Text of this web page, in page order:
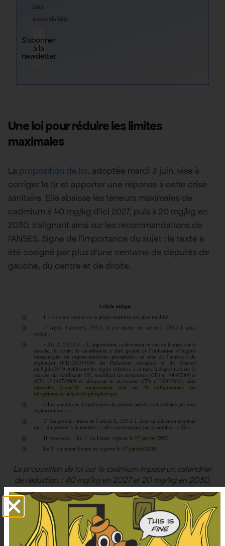
des
exclusivités.
S'abonner
à la
newsletter
Une loi pour réduire les limites
maximales
La proposition de loi, adoptée mardi 3 juin, vise à
corriger le tir et apporter une réponse à cette crise
sanitaire. Elle abaisse les teneurs maximales de
cadmium à 40 mg/kg d’ici 2027, puis à 20 mg/kg en
2030, s’alignant ainsi sur les recommandations de
l’ANSES. Signe de l’importance du sujet : le texte a
été cosigné par plus d’une centaine de députés de
gauche, du centre et de droite.
La proposition de loi sur le cadmium impose un calendrier
de réduction : 40 mg/kg en 2027 et 20 mg/kg en 2030.
Le texte va toutefois plus loin que la norme
européenne, fixée à 60 mg/kg. Une “sur-
transposition
critiquée parplusieurs députés de